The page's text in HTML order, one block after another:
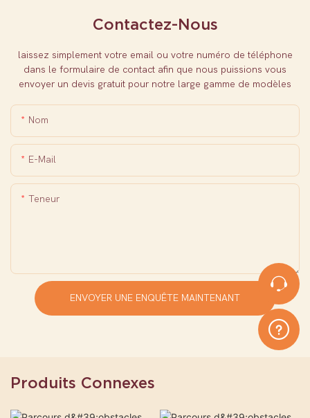
Contactez-Nous
laissez simplement votre email ou votre numéro de téléphone
dans le formulaire de contact afin que nous puissions vous
envoyer un devis gratuit pour notre large gamme de modèles
Nom
E-Mail
Teneur
ENVOYER UNE ENQUÊTE MAINTENANT
Produits Connexes